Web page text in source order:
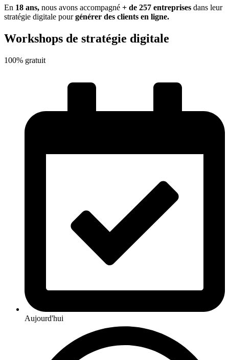
En 18 ans, nous avons accompagné + de 257 entreprises dans leur
stratégie digitale pourgénérer des clients en ligne.
Workshops de stratégie digitale
100% gratuit
Aujourd'hui